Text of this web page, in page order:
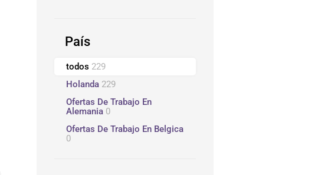
País
todos 229
Holanda 229
Ofertas De Trabajo En
Alemania 0
Ofertas De Trabajo En Belgica
0